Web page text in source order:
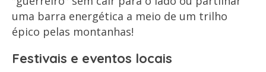
uma barra energética a meio de um trilho
épico pelas montanhas!
Festivais e eventos locais